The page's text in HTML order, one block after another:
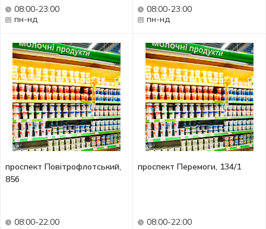
08:00-23:00
пн-нд
08:00-23:00
пн-нд
проспект Повітрофлотський,
85б
08:00-22:00
проспект Перемоги, 134/1
08:00-22:00